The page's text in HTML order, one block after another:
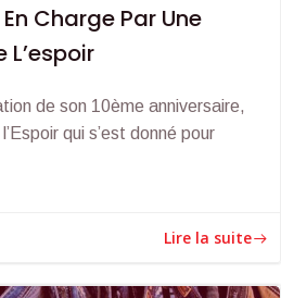
Charge Par Une
L’espoir
de son 10ème anniversaire,
qui s’est donné pour
Lire la suite